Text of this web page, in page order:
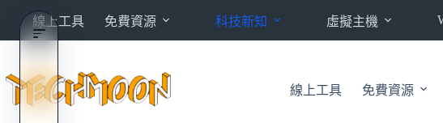
內
線上工具 免費資源 科技新知 虛擬主機
線上工具 免費資源